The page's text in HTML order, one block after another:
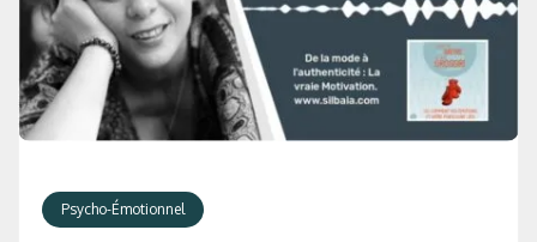
Psycho-Émotionnel